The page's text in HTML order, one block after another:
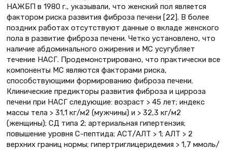
НАЖБП в 1980 г., указывали, что женский пол является
фактором риска развития фиброза печени [22]. В более
поздних работах отсутствуют данные о вкладе женского
пола в развитие фиброза печени. Четко установлено, что
наличие абдоминального ожирения и МС усугубляет
течение НАСГ. Продемонстрировано, что практически все
компоненты МС являются факторами риска,
способствующими формированию фиброза печени.
Клинические предикторы развития фиброза и цирроза
печени при НАСГ следующие: возраст > 45 лет; индекс
массы тела > 31,1 кг/м2 (мужчины) и > 32,3 кг/м2
(женщины); СД типа 2; артериальная гипертензия;
повышение уровня С-пептида; AСТ/AЛТ > 1; АЛТ > 2
верхних границ нормы; гипертриглицеридемия > 1,7 ммоль/